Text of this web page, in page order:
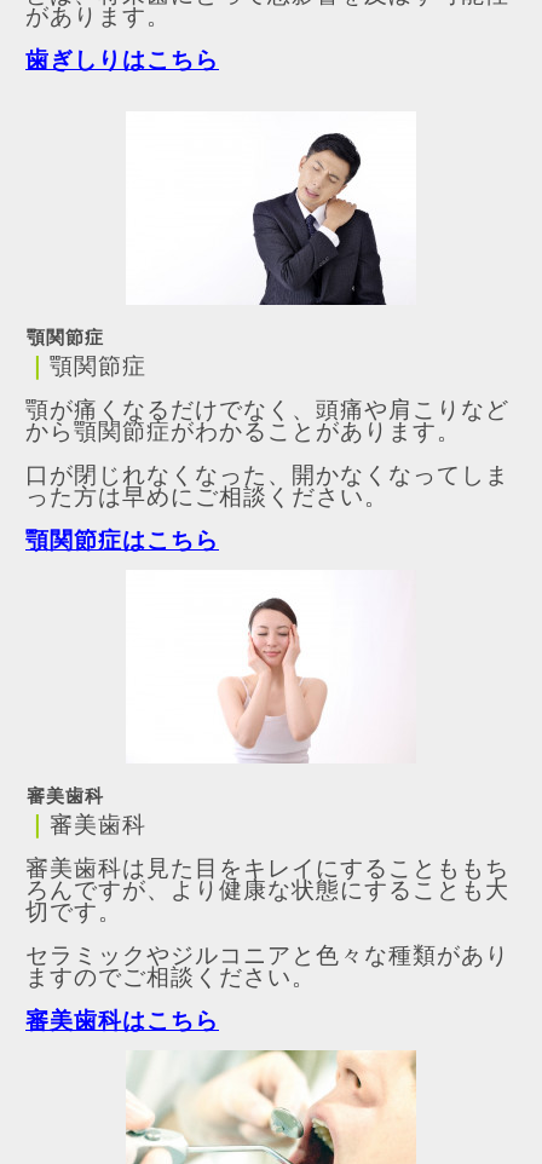
があります。
歯ぎしりはこちら
顎関節症
顎関節症
顎が痛くなるだけでなく、頭痛や肩こりなど
から顎関節症がわかることがあります。
口が閉じれなくなった、開かなくなってしま
った方は早めにご相談ください。
顎関節症はこちら
審美歯科
審美歯科
審美歯科は見た目をキレイにすることももち
ろんですが、より健康な状態にすることも大
切です。
セラミックやジルコニアと色々な種類があり
ますのでご相談ください。
審美歯科はこちら